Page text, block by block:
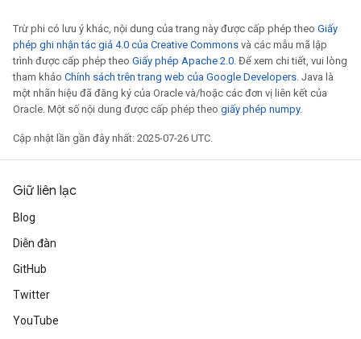
Trừ phi có lưu ý khác, nội dung của trang này được cấp phép theo Giấy
phép ghi nhận tác giả 4.0 của Creative Commons và các mẫu mã lập
trình được cấp phép theo Giấy phép Apache 2.0. Để xem chi tiết, vui lòng
tham khảo Chính sách trên trang web của Google Developers. Java là
một nhãn hiệu đã đăng ký của Oracle và/hoặc các đơn vị liên kết của
Oracle. Một số nội dung được cấp phép theo giấy phép numpy.
Cập nhật lần gần đây nhất: 2025-07-26 UTC.
Giữ liên lạc
Blog
Diễn đàn
GitHub
Twitter
YouTube